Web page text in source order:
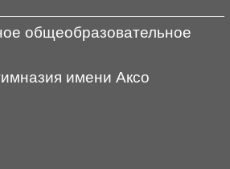
общеобразовательное
имени Аксо